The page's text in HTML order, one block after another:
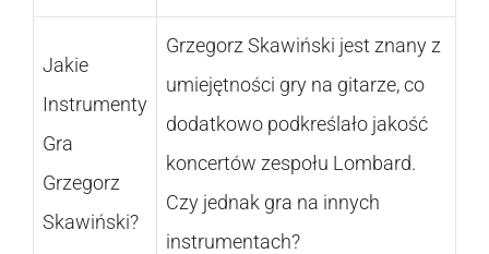
Jakie
Instrumenty
Gra
Grzegorz
Skawiński?
Grzegorz Skawiński jest znany z
umiejętności gry na gitarze, co
dodatkowo podkreślało jakość
koncertów zespołu Lombard.
Czy jednak gra na innych
instrumentach?